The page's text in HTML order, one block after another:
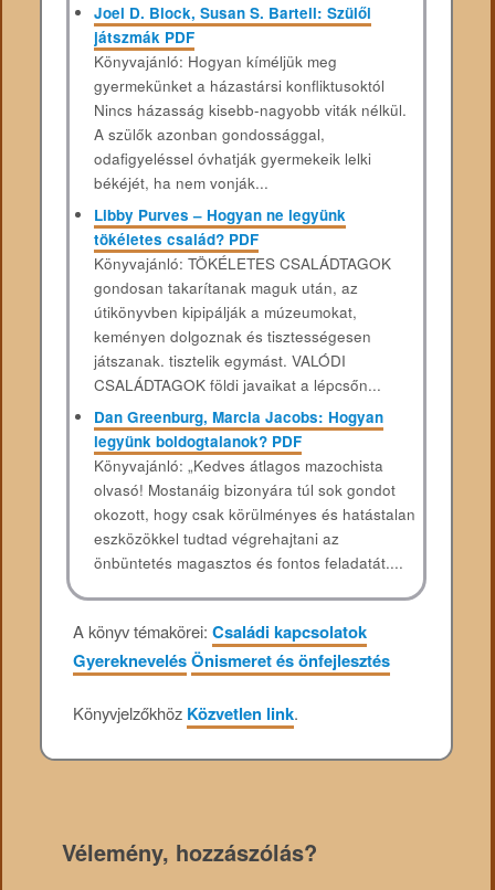
Joel D. Block, Susan S. Bartell: Szülői
játszmák PDF
Könyvajánló: Hogyan kíméljük meg
gyermekünket a házastársi konfliktusoktól
Nincs házasság kisebb-nagyobb viták nélkül.
A szülők azonban gondossággal,
odafigyeléssel óvhatják gyermekeik lelki
békéjét, ha nem vonják...
Libby Purves – Hogyan ne legyünk
tökéletes család? PDF
Könyvajánló: TÖKÉLETES CSALÁDTAGOK
gondosan takarítanak maguk után, az
útikönyvben kipipálják a múzeumokat,
keményen dolgoznak és tisztességesen
játszanak. tisztelik egymást. VALÓDI
CSALÁDTAGOK földi javaikat a lépcsőn...
Dan Greenburg, Marcia Jacobs: Hogyan
legyünk boldogtalanok? PDF
Könyvajánló: „Kedves átlagos mazochista
olvasó! Mostanáig bizonyára túl sok gondot
okozott, hogy csak körülményes és hatástalan
eszközökkel tudtad végrehajtani az
önbüntetés magasztos és fontos feladatát....
A könyv témakörei:Családi kapcsolatok
GyereknevelésÖnismeret és önfejlesztés
Könyvjelzőkhöz Közvetlen link.
Vélemény, hozzászólás?